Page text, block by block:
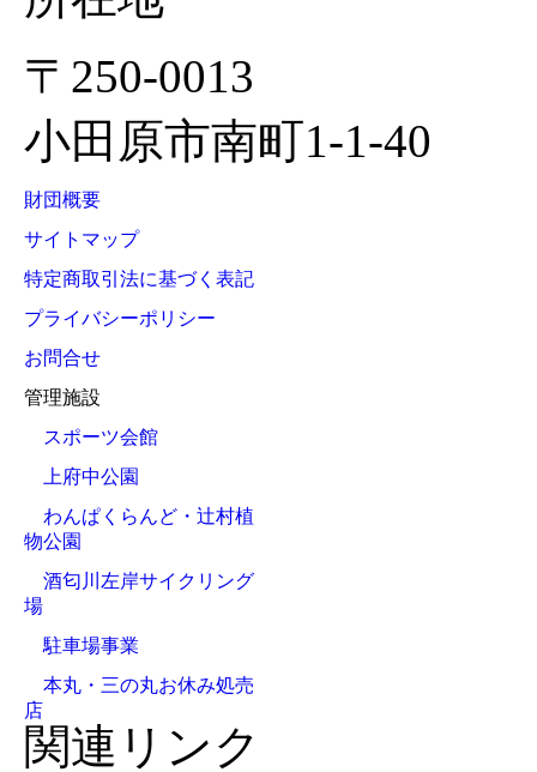
〒250-0013
小田原市南町1-1-40
財団概要
サイトマップ
特定商取引法に基づく表記
プライバシーポリシー
お問合せ
管理施設
スポーツ会館
上府中公園
わんぱくらんど・辻村植
物公園
酒匂川左岸サイクリング
場
駐車場事業
本丸・三の丸お休み処売
店
関連リンク